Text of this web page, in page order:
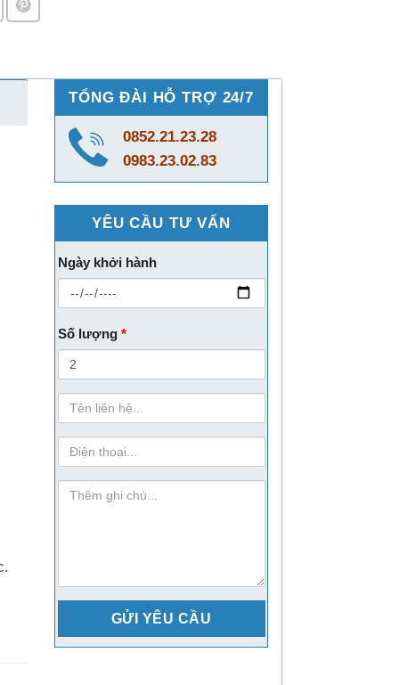
TỔNG ĐÀI HỖ TRỢ 24/7
0852.21.23.28
0983.23.02.83
YÊU CẦU TƯ VẤN
Ngày khởi hành
Số lượng *
Họ
Tên
sdt
ghi-